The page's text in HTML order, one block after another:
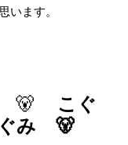
います。
こぐ
み 🐻